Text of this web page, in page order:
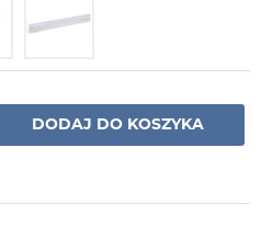
DODAJ DO KOSZYKA